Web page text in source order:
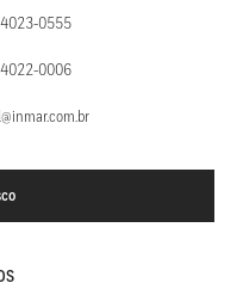
4023-0555
4022-0006